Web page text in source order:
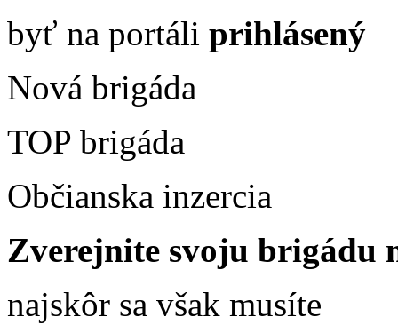
byť na portáli prihlásený
Nová brigáda
TOP brigáda
Občianska inzercia
Zverejnite svoju brigádu
najskôr sa však musíte